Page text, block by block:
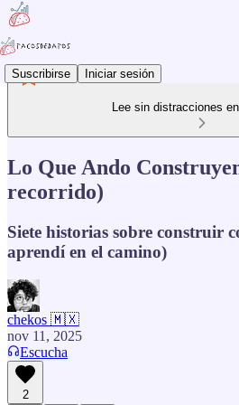
Suscribirse Iniciar sesión
Lee sin distracciones
Lo Que Ando
recorrido)
Siete historias sobre construir
aprendí en el camino)
chekos 🇲🇽
nov 11, 2025
Escucha
2